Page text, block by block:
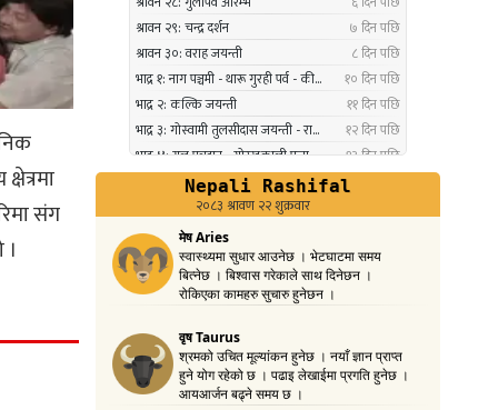
संग
पदकबाट सम्मानित
३ महिना अघि
१०
नगरप्रमुख तामाङको अध्यक्षतामा
जलवायु उत्थानशील कार्यढाँचा
सम्बन्धी एकदिने क्षमता अभिवृद्धि
कार्यक्रम सम्पन्न
३ महिना अघि